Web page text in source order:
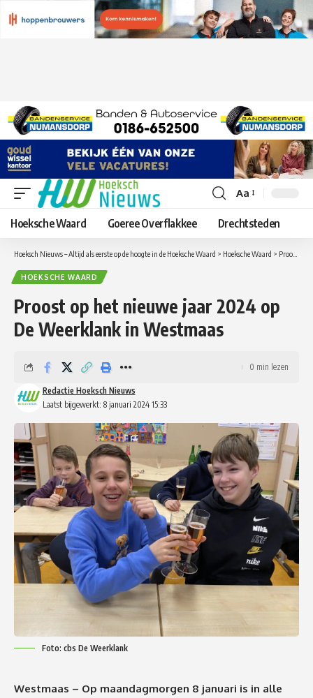
Lettergrootte
aanpassen
Aa
Hoeksche Waard Goeree Overflakkee Drechtsteden
Hoeksch Nieuws – Altijd als eerste op de hoogte in de Hoeksche Waard > Hoeksche Waard > Proost op het nieuwe jaar 2024 op De Weerklank in Westmaas
HOEKSCHE WAARD
Proost op het nieuwe jaar 2024 op
De Weerklank in Westmaas
Laatst bijgewerkt: 8 januari 2024 15:33
Redactie Hoeksch Nieuws
0 min lezen
Foto: cbs De Weerklank
Westmaas – Op maandagmorgen 8 januari is in alle